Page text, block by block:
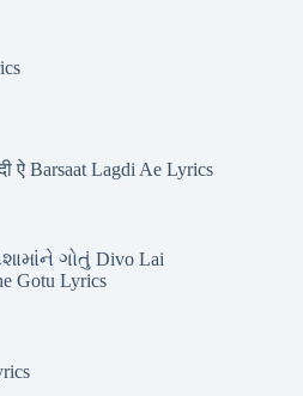
ऐ Barsaat Lagdi Ae Lyrics
ગોતું Divo Lai
Gotu Lyrics